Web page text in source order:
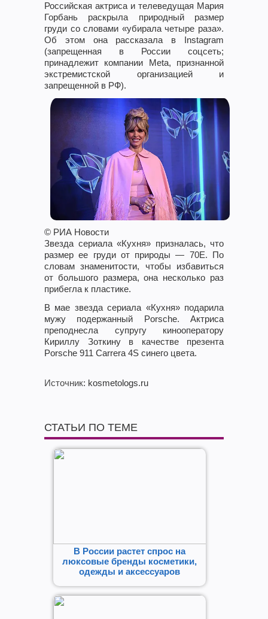
Российская актриса и телеведущая Мария
Горбань раскрыла природный размер
груди со словами «убирала четыре раза».
Об этом она рассказала в Instagram
(запрещенная в России соцсеть;
принадлежит компании Meta, признанной
экстремистской организацией и
запрещенной в РФ).
© РИА Новости
Звезда сериала «Кухня» призналась, что
размер ее груди от природы — 70Е. По
словам знаменитости, чтобы избавиться
от большого размера, она несколько раз
прибегла к пластике.
В мае звезда сериала «Кухня» подарила
мужу подержанный Porsche. Актриса
преподнесла супругу кинооператору
Кириллу Зоткину в качестве презента
Porsche 911 Carrera 4S синего цвета.
Источник: kosmetologs.ru
СТАТЬИ ПО ТЕМЕ
В России растет спрос на
люксовые бренды косметики,
одежды и аксессуаров